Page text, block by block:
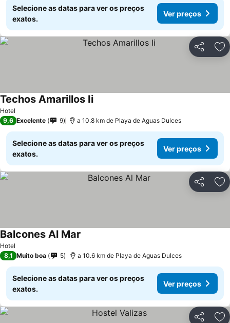
Selecione as datas para ver os preços
exatos.
Ver preços
Partilhar
Hotel
Techos Amarillos IiVer preços
9,6 Excelente 9 a 10.8 km de Playa de Aguas Dulces
Selecione as datas para ver os preços
exatos.
Ver preços
Partilhar
Hotel
Balcones Al Mar
8,1 Muito boa 5 a 10.6 km de Playa de Aguas Dulces
Selecione as datas para ver os preços
exatos.
Ver preços